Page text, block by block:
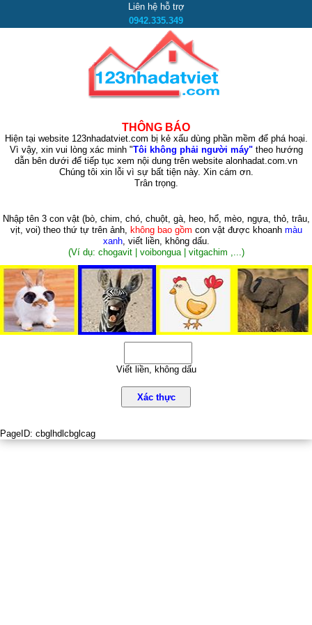
Liên hệ hỗ trợ
0942.335.349
THÔNG BÁO
Hiện tại website 123nhadatviet.com bị kẻ xấu dùng phần mềm để phá hoại.
Vì vậy, xin vui lòng xác minh "Tôi không phải người máy"theo hướng
dẫn bên dưới để tiếp tục xem nội dung trên website alonhadat.com.vn
Chúng tôi xin lỗi vì sự bất tiện này. Xin cám ơn.
Trân trọng.
Nhập tên 3 con vật (bò, chim, chó, chuột, gà, heo, hổ, mèo, ngựa, thỏ, trâu,
vịt, voi)theo thứ tự trên ảnh, không bao gồm con vật được khoanh màu
xanh, viết liền, không dấu.
(Ví dụ: chogavit | voibongua | vitgachim ,...)
Viết liền, không dấu
Xác thực
PageID: cbglhdlcbglcag